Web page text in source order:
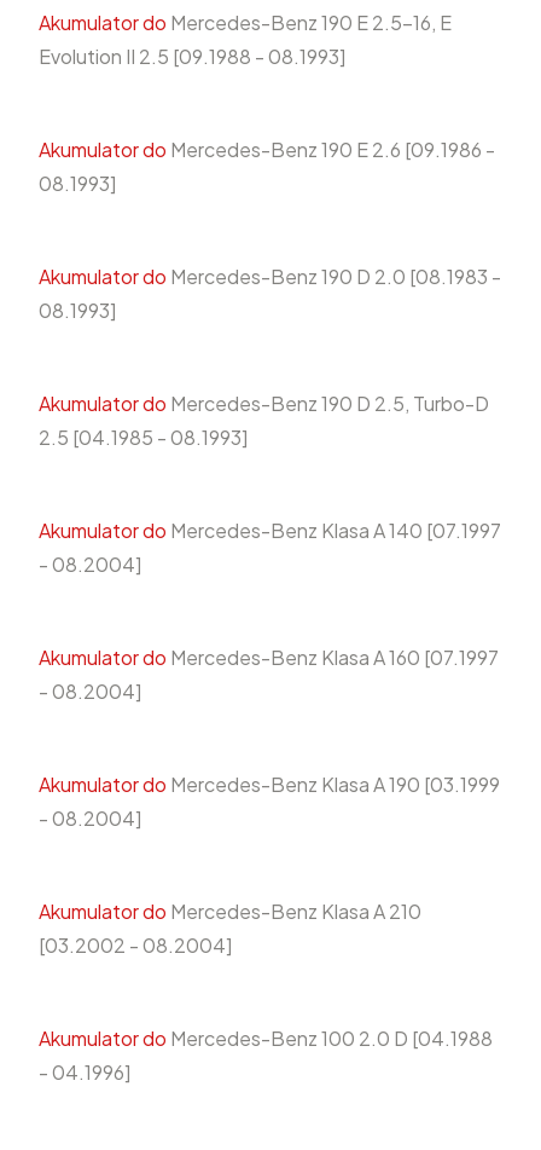
Akumulator do Mercedes-Benz 190 E 2.5-16, E
Evolution II 2.5 [09.1988 - 08.1993]
Akumulator do Mercedes-Benz 190 E 2.6 [09.1986 -
08.1993]
Akumulator do Mercedes-Benz 190 D 2.0 [08.1983 -
08.1993]
Akumulator do Mercedes-Benz 190 D 2.5, Turbo-D
2.5 [04.1985 - 08.1993]
Akumulator do Mercedes-Benz Klasa A 140 [07.1997
- 08.2004]
Akumulator do Mercedes-Benz Klasa A 160 [07.1997
- 08.2004]
Akumulator do Mercedes-Benz Klasa A 190 [03.1999
- 08.2004]
Akumulator do Mercedes-Benz Klasa A 210
[03.2002 - 08.2004]
Akumulator do Mercedes-Benz 100 2.0 D [04.1988
- 04.1996]